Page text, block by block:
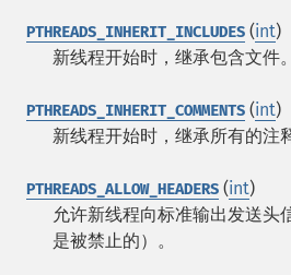
PTHREADS_INHERIT_INCLUDES (int)
新线程开始时，继承包含文件。
PTHREADS_INHERIT_COMMENTS (int)
新线程开始时，继承所有的注
PTHREADS_ALLOW_HEADERS (int)
允许新线程向标准输出发送头
是被禁止的）。